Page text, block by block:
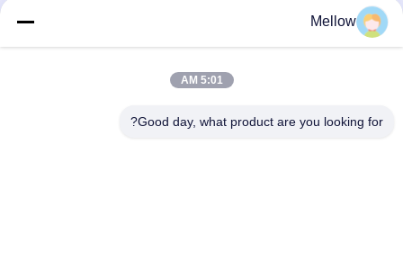
مشخصات شرکت
Mellow
5:01 AM
Good day, what product are you looking for?